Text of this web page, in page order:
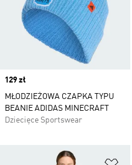
Price
129 zł
MŁODZIEŻOWA CZAPKA TYPU
BEANIE ADIDAS MINECRAFT
Dziecięce Sportswear